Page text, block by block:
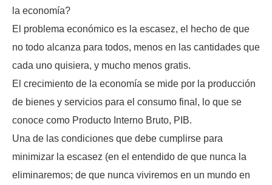
la economía?
El problema económico es la escasez, el hecho de que
no todo alcanza para todos, menos en las cantidades que
cada uno quisiera, y mucho menos gratis.
El crecimiento de la economía se mide por la producción
de bienes y servicios para el consumo final, lo que se
conoce como Producto Interno Bruto, PIB.
Una de las condiciones que debe cumplirse para
minimizar la escasez (en el entendido de que nunca la
eliminaremos; de que nunca viviremos en un mundo en